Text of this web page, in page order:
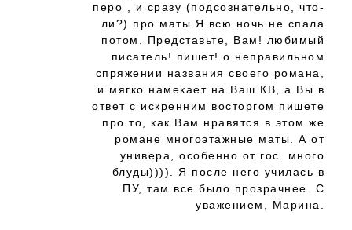
перо , и сразу (подсознательно, что-
ли?) про маты Я всю ночь не спала
потом. Представьте, Вам! любимый
писатель! пишет! о неправильном
спряжении названия своего романа,
и мягко намекает на Ваш КВ, а Вы в
ответ с искренним восторгом пишете
про то, как Вам нравятся в этом же
романе многоэтажные маты. А от
универа, особенно от гос. много
блуды)))). Я после него училась в
ПУ, там все было прозрачнее. С
уважением, Марина.